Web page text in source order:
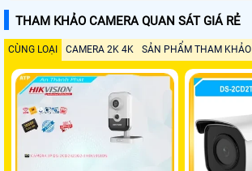
THAM KHẢO CAMERA QUAN SÁT GIÁ RẺ
CÙNG LOẠI CAMERA 2K 4K SẢN PHẨM THAM KHẢO